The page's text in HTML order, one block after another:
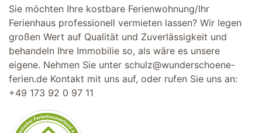
Sie möchten Ihre kostbare Ferienwohnung/Ihr
Ferienhaus professionell vermieten lassen? Wir legen
großen Wert auf Qualität und Zuverlässigkeit und
behandeln Ihre Immobilie so, als wäre es unsere
eigene. Nehmen Sie unter schulz@wunderschoene-
ferien.de Kontakt mit uns auf, oder rufen Sie uns an:
+49 173 92 0 97 11